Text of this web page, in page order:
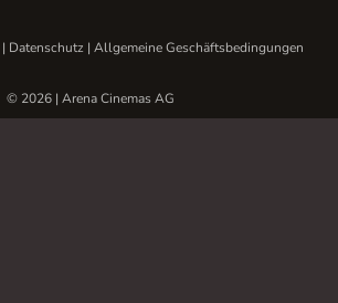
| Datenschutz | Allgemeine Geschäftsbedingungen
© 2026 | Arena Cinemas AG